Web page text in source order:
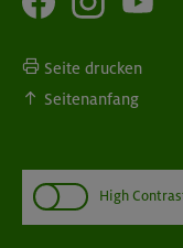
Seite drucken
Seitenanfang
High